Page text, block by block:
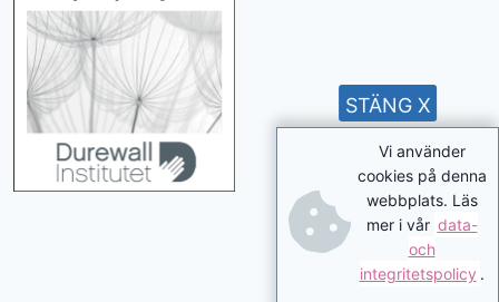
Vi använder
cookies på denna
webbplats. Läs
mer i vår data-
och
integritetspolicy .
STÄNG X